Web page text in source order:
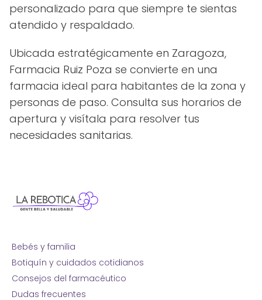
personalizado para que siempre te sientas
atendido y respaldado.
Ubicada estratégicamente en Zaragoza,
Farmacia Ruiz Poza se convierte en una
farmacia ideal para habitantes de la zona y
personas de paso. Consulta sus horarios de
apertura y visítala para resolver tus
necesidades sanitarias.
Bebés y familia
Botiquín y cuidados cotidianos
Consejos del farmacéutico
Dudas frecuentes